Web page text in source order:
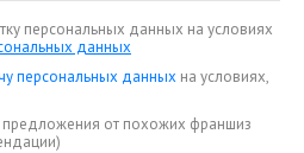
персональных данных на условиях
данных
персональных данных на условиях,
от похожих франшиз